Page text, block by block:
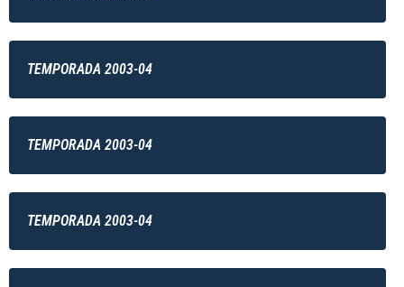
TEMPORADA 2003-04
TEMPORADA 2003-04
TEMPORADA 2003-04